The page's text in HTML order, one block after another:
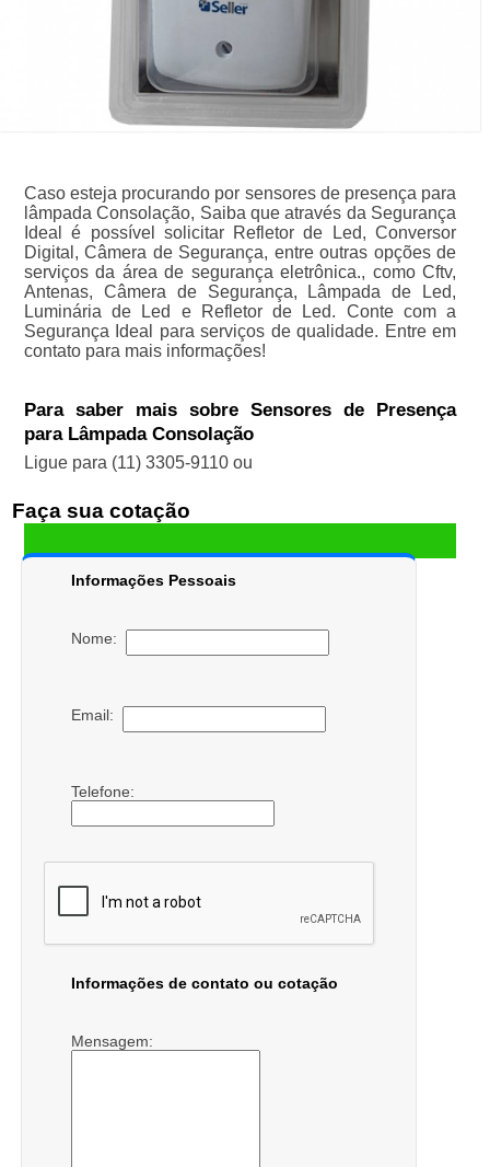
Caso esteja procurando por sensores de presença para
lâmpada Consolação, Saiba que através da Segurança
Ideal é possível solicitar Refletor de Led, Conversor
Digital, Câmera de Segurança, entre outras opções de
serviços da área de segurança eletrônica., como Cftv,
Antenas, Câmera de Segurança, Lâmpada de Led,
Luminária de Led e Refletor de Led. Conte com a
Segurança Ideal para serviços de qualidade. Entre em
contato para mais informações!
Para saber mais sobre Sensores de Presença
para Lâmpada Consolação
Ligue para (11) 3305-9110ou
Faça sua cotação
Informações Pessoais
Nome:
Email:
Telefone:
Informações de contato ou cotação
Mensagem: